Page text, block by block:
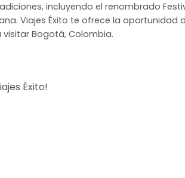
incluyendo el renombrado
Viajes Éxito te ofrece la oportunidad
Bogotá, Colombia.
Éxito!